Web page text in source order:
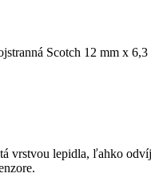
Scotch 12 mm x
vrstvou lepidla, ľahko